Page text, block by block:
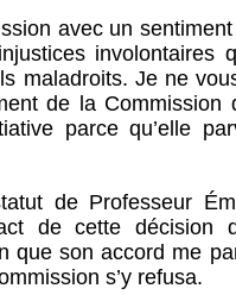
avec un
involontaires
maladroits. Je ne
de la Commission
parce qu’elle
de Professeur
de cette décision
que son accord me
s’y refusa.